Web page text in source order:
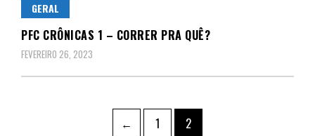
GERAL
PFC CRÔNICAS 1 – CORRER PRA QUÊ?
FEVEREIRO 26, 2023
← Page
1 Page
2